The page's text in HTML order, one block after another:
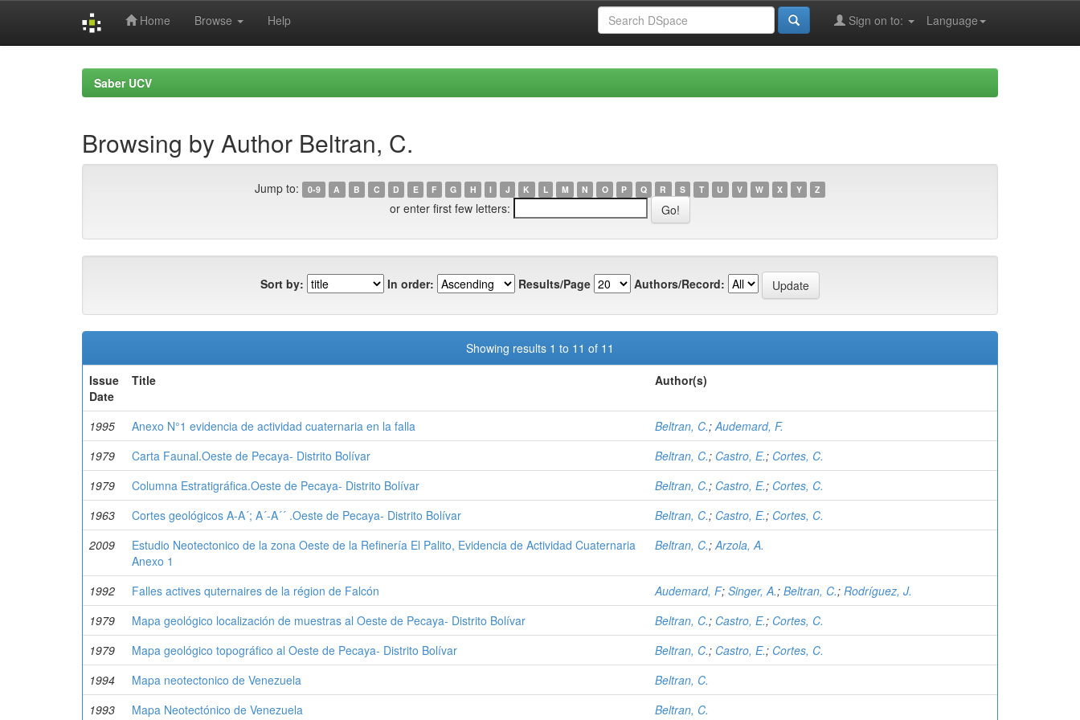
Home Browse Help Language
Sign on to:
Saber UCV
Browsing by Author Beltran, C.
Jump to: 0-9 A B C D E F G H I J K L M N O P Q R S T U V W X Y Z
or enter first few letters:
Sort by: In order: Results/Page Authors/Record:
Showing results 1 to 11 of 11
Issue
Date
Title Author(s)
1995 Anexo N°1 evidencia de actividad cuaternaria en la falla Beltran, C.;Audemard, F.
1979
Carta Faunal.Oeste de Pecaya- Distrito Bolívar Beltran, C.; Castro, E.; Cortes, C.
1979
Columna Estratigráfica.Oeste de Pecaya- Distrito Bolívar Beltran, C.; Castro, E.; Cortes, C.
1963
Cortes geológicos A-A´; A´-A´´ .Oeste de Pecaya- Distrito Bolívar Beltran, C.; Castro, E.; Cortes, C.
2009
Estudio Neotectonico de la zona Oeste de la Refinería El Palito, Evidencia de Actividad Cuaternaria
Anexo 1
Beltran, C.;Arzola, A.
1992 Falles actives quternaires de la région de Falcón Audemard, F; Singer, A.; Beltran, C.; Rodríguez, J.
1979
Mapa geológico localización de muestras al Oeste de Pecaya- Distrito Bolívar Beltran, C.; Castro, E.; Cortes, C.
1979
Mapa geológico topográfico al Oeste de Pecaya- Distrito Bolívar Beltran, C.; Castro, E.; Cortes, C.
1994
Mapa neotectonico de Venezuela
Beltran, C.
1993
Mapa Neotectónico de Venezuela Beltran, C.